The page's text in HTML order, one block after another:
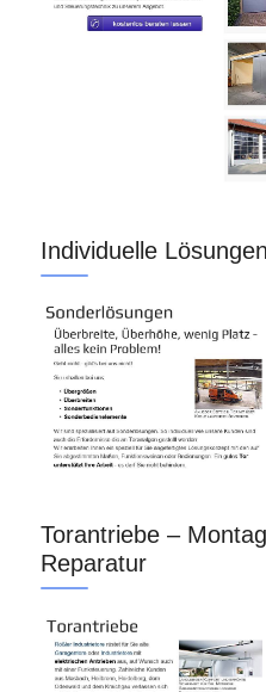
Individuelle
Torantriebe –
Reparatur